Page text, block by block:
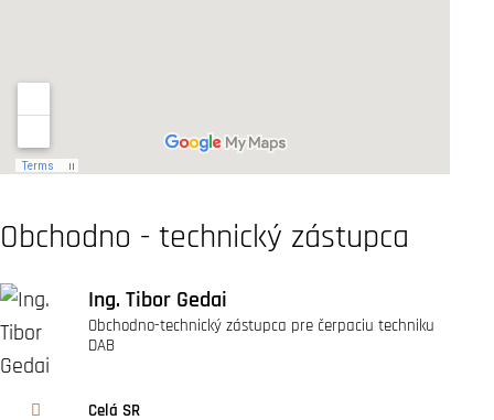
Obchodno - technický zástupca
Ing. Tibor Gedai
Obchodno-technický zástupca pre čerpaciu techniku
DAB
Celá SR